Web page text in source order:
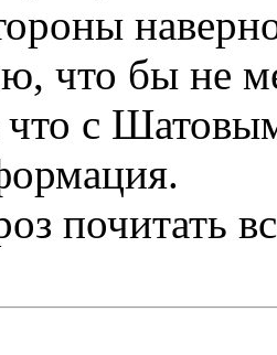
что бы не
с
почитать